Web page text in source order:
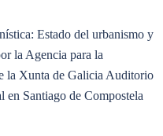
Estado del urbanismo y
la Agencia para la
la Xunta de Galicia Auditorio
Santiago de Compostela